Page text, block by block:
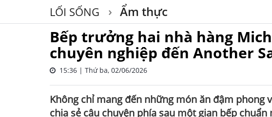
LỐI SỐNG Ẩm thực
Bếp trưởng hai nhà hàng
chuyên nghiệp đến Another
15:36 | Thứ ba, 02/06/2026
Không chỉ mang đến những món ăn đậm phong
chia sẻ câu chuyện phía sau một gian bếp